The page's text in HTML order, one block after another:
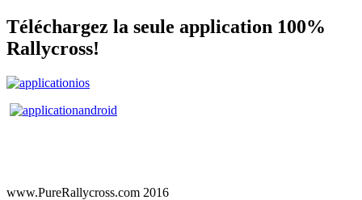
Téléchargez la seule application 100%
Rallycross!
www.PureRallycross.com 2016